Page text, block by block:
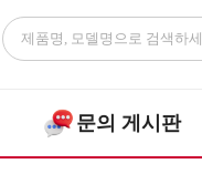
문의 게시판